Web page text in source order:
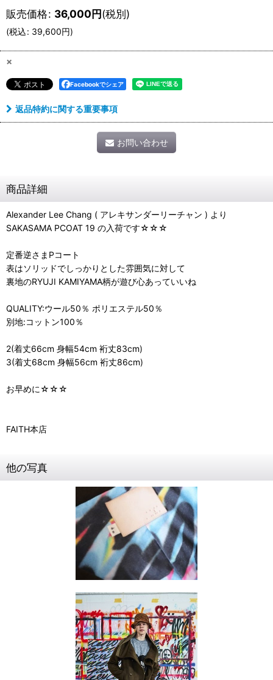
販売価格: 36,000円(税別)
(税込: 39,600円)
×
Facebookでシェア
返品特約に関する重要事項
お問い合わせ
商品詳細
Alexander Lee Chang ( アレキサンダーリーチャン ) より
SAKASAMA PCOAT 19 の入荷です☆☆☆
定番逆さまPコート
表はソリッドでしっかりとした雰囲気に対して
裏地のRYUJI KAMIYAMA柄が遊び心あっていいね
QUALITY:ウール50％ ポリエステル50％
別地:コットン100％
2(着丈66cm 身幅54cm 裄丈83cm)
3(着丈68cm 身幅56cm 裄丈86cm)
お早めに☆☆☆
FAITH本店
他の写真